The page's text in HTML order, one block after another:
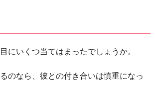
にいくつ当てはまったでしょうか。
のなら、彼との付き合いは慎重になっ